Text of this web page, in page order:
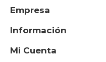
Empresa
Información
Mi Cuenta